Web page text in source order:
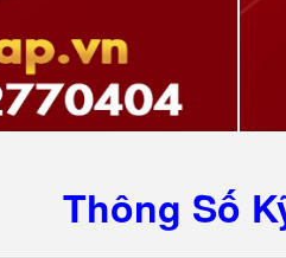
Thông Số